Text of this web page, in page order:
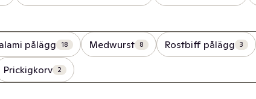
pålägg 18 Medwurst 8 Rostbiff pålägg 3
Prickigkorv 2